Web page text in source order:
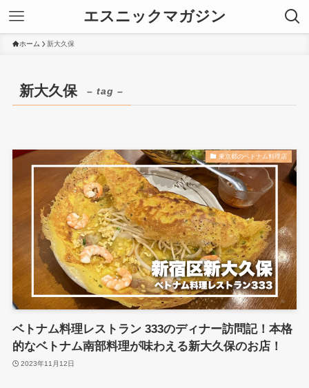
エスニックマガジン
ホーム 新大久保
新大久保 – tag –
東京都のベトナム料理店
ベトナム料理レストラン 333のディナー訪問記！本格
的なベトナム南部料理が味わえる新大久保のお店！
2023年11月12日